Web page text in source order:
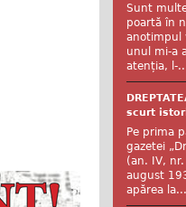
Sunt
poartă în
anotimpul
unul mi-a
atenția, l-
scurt
Pe prima
gazetei
(an. IV,
august
apărea la...